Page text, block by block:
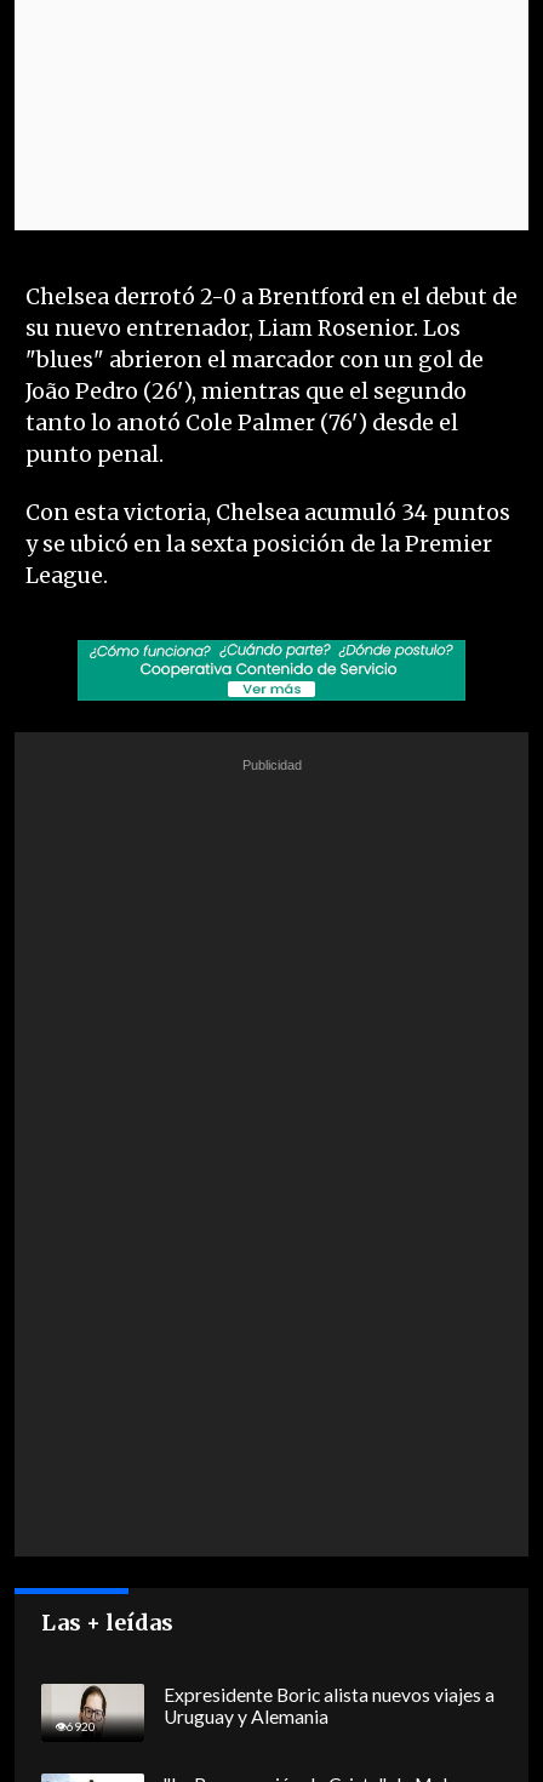
Chelsea derrotó 2-0 a Brentford en el debut de
su nuevo entrenador, Liam Rosenior. Los
"blues" abrieron el marcador con un gol de
João Pedro (26'), mientras que el segundo
tanto lo anotó Cole Palmer (76') desde el
punto penal.
Con esta victoria, Chelsea acumuló 34 puntos
y se ubicó en la sexta posición de la Premier
League.
Las + leídas
6920
Expresidente Boric alista nuevos viajes a
Uruguay y Alemania